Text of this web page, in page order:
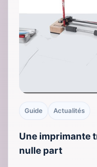
Guide Actualités
Une imprimante
nulle part